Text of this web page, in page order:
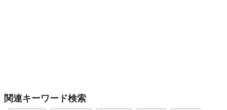
関連キーワード検索